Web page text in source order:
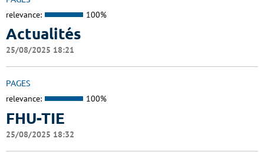
relevance: 100%
Actualités
25/08/2025 18:21
PAGES
relevance: 100%
FHU-TIE
25/08/2025 18:32